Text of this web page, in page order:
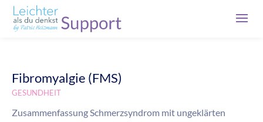
Fibromyalgie (FMS)
GESUNDHEIT
Zusammenfassung Schmerzsyndrom mit ungeklärten